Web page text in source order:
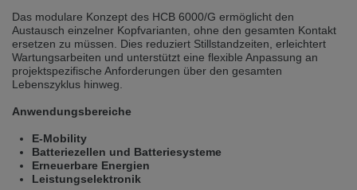
Přepněte na německou verzi Zůstaňte v této verzi
Wir haben erkannt, dass ihr Browser eine andere Sprache als die derzeit
angezeigte bevorzugt. Diese Webseite ist auch auf Deutsch verfügbar.
Möchten Sie zur Deutschen Version wechseln?
Zur deutschen Version wechseln
Váš prohlížeč se zdá být v jiném jazyce, než je právě používaný jazyk. Tato
stránka je k dispozici také v angličtině. Přejete si přepnout na anglickou
verzi?
Das modulare Konzept des HCB 6000/G ermöglicht den
Austausch einzelner Kopfvarianten, ohne den gesamten Kontakt
ersetzen zu müssen. Dies reduziert Stillstandzeiten, erleichtert
Wartungsarbeiten und unterstützt eine flexible Anpassung an
projektspezifische Anforderungen über den gesamten
Lebenszyklus hinweg.
Anwendungsbereiche
E-Mobility
Batteriezellen und Batteriesysteme
Erneuerbare Energien
Leistungselektronik